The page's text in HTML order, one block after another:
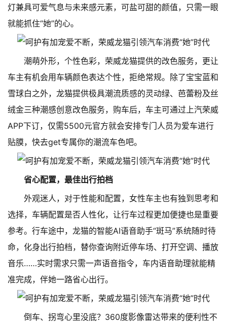
灯兼具可爱气息与未来感元素，可盐可甜的颜值，只需一眼
就能抓住“她”的心。
潮萌外形，个性色彩，荣威龙猫提供的改色服务，更让
车主有机会用车辆颜色表达个性，拒绝常规。除了宝宝蓝和
雪球白之外，龙猫提供极具潮流质感的灵动绿、芭蕾粉及丝
绒金三种潮感创意改色服务，购车后，车主可通过上汽荣威
APP下订，仅需5500元官方就会安排专门人员为爱车进行
贴膜，快去get专属你的潮流车色吧。
省心配置，最佳出行拍档
外观迷人，对于性能和配置，女性车主也有独到思考和
选择，车辆配置是否人性化，让行车过程更加便捷也是重要
参考。行车途中，龙猫的智能AI语音助手“斑马”系统随时待
命，化身出行拍档，替你查询附近停车场、打开空调、播放
音乐……实时需求只需一声语音指令，车内语音助理就能精
准完成，伴她一路省心出行。
倒车、拐弯心里没底？360度影像雷达带来的便利性不